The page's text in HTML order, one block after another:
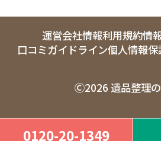
0120-20-1349
運営会社情報利用規約情
口コミガイドライン個人情報保
Ⓒ2026 遺品整理